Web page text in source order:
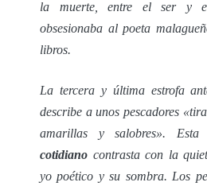
la muerte, entre el ser y
obsesionaba al poeta
libros.
La tercera y última estrofa
describe a unos pescadores
amarillas y salobres».
cotidiano contrasta con la
yo poético y su sombra. Los